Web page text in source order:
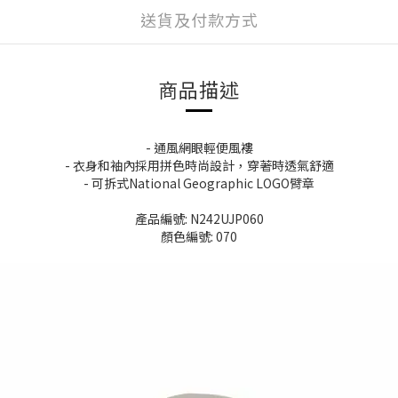
送貨及付款方式
商品描述
- 通風網眼輕便風褸
- 衣身和袖內採用拼色時尚設計，穿著時透氣舒適
- 可拆式National Geographic LOGO臂章
產品編號: N242UJP060
顏色編號: 070